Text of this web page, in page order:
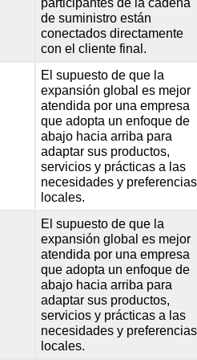
de suministro están
conectados directamente
con el cliente final.
El supuesto de que la
expansión global es mejor
atendida por una empresa
que adopta un enfoque de
abajo hacia arriba para
adaptar sus productos,
servicios y prácticas a las
necesidades y preferencias
locales.
El supuesto de que la
expansión global es mejor
atendida por una empresa
que adopta un enfoque de
abajo hacia arriba para
adaptar sus productos,
servicios y prácticas a las
necesidades y preferencias
locales.